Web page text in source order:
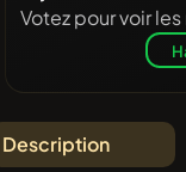
Votez pour voir
Description